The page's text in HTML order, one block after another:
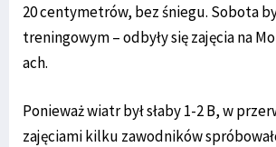
20 centymetrów, bez śniegu. Sobota
treningowym – odbyły się zajęcia na
ach.
Ponieważ wiatr był słaby 1-2 B, w
zajęciami kilku zawodników